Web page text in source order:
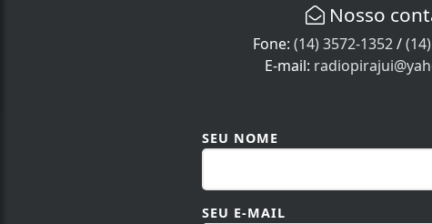
Nosso
Fone:(14) 3572-1352/
E-mail:
SEU NOME
SEU E-MAIL